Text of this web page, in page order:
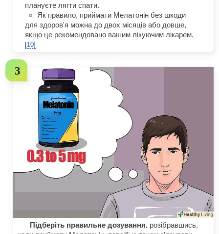
плануєте лягти спати.
Як правило, приймати Мелатонін без шкоди
для здоров'я можна до двох місяців або довше,
якщо це рекомендовано вашим лікуючим лікарем.
[10]
Підберіть правильне дозування. розібравшись,